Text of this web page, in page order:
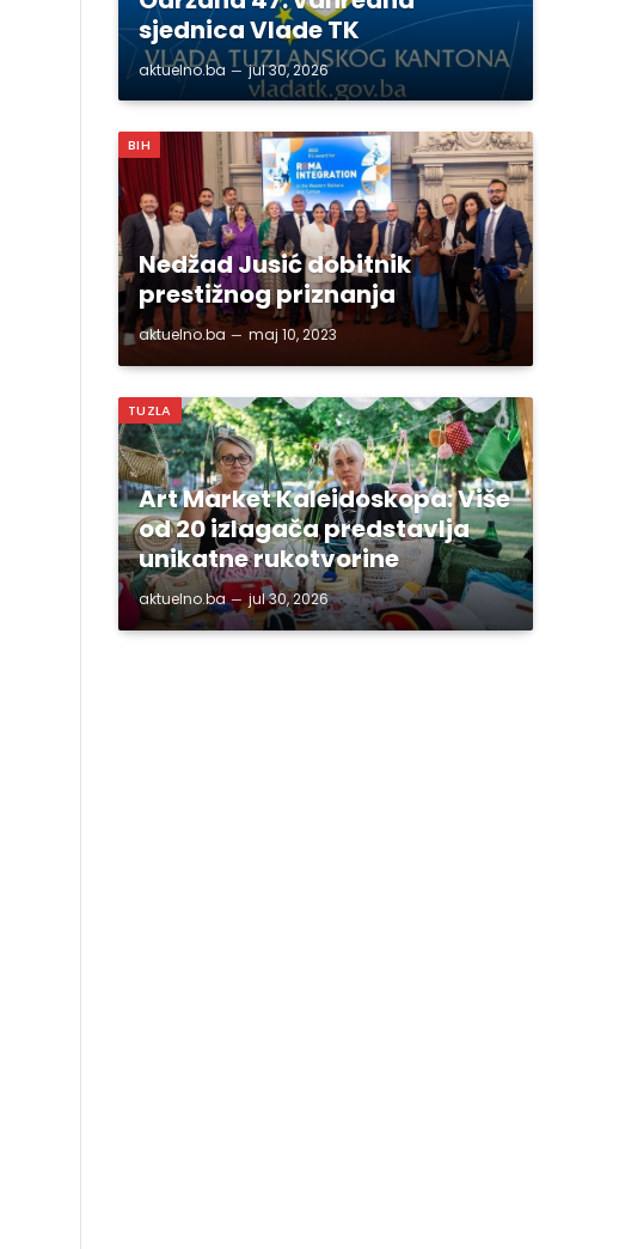
sjednica Vlade TK
aktuelno.ba jul 30, 2026
BIH
Nedžad Jusić dobitnik
prestižnog priznanja
aktuelno.ba maj 10, 2023
TUZLA
Art Market Kaleidoskopa: Više
od 20 izlagača predstavlja
unikatne rukotvorine
aktuelno.ba jul 30, 2026